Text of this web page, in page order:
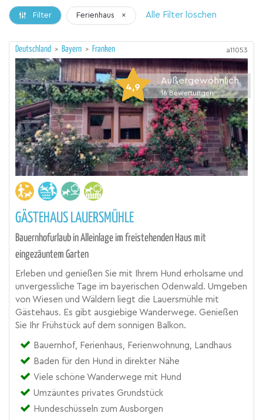
Filter Ferienhaus × Alle Filter löschen
Deutschland > Bayern > Franken a11053
4,9
Außergewöhnlich
16 Bewertungen
GÄSTEHAUS LAUERSMÜHLE
Bauernhofurlaub in Alleinlage im freistehenden Haus mit
eingezäuntem Garten
Erleben und genießen Sie mit Ihrem Hund erholsame und
unvergessliche Tage im bayerischen Odenwald. Umgeben
von Wiesen und Wäldern liegt die Lauersmühle mit
Gästehaus. Es gibt ausgiebige Wanderwege. Genießen
Sie Ihr Frühstück auf dem sonnigen Balkon.
Bauernhof, Ferienhaus, Ferienwohnung, Landhaus
Baden für den Hund in direkter Nähe
Viele schöne Wanderwege mit Hund
Umzäuntes privates Grundstück
Hundeschüsseln zum Ausborgen